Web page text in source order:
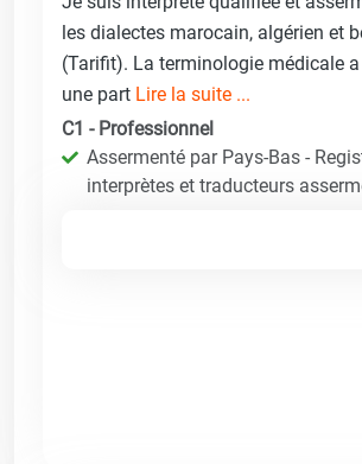
les dialectes marocain, algérien et
(Tarifit). La terminologie médicale
une part Lire la suite ...
C1 - Professionnel
Assermenté par Pays-Bas -
interprètes et traducteurs